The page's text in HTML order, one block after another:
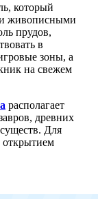
который
и живописными
прудов,
в
зоны, а
на свежем
располагает
древних
Для
открытием